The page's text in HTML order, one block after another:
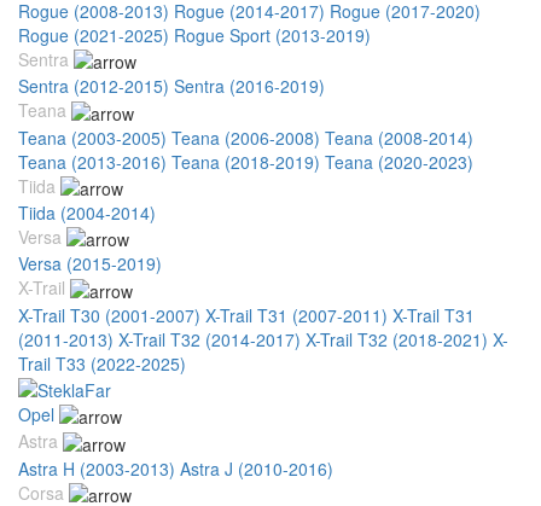
Rogue (2008-2013) Rogue (2014-2017) Rogue (2017-2020)
Rogue (2021-2025) Rogue Sport (2013-2019)
Sentra
Sentra (2012-2015) Sentra (2016-2019)
Teana
Teana (2003-2005) Teana (2006-2008) Teana (2008-2014)
Teana (2013-2016) Teana (2018-2019) Teana (2020-2023)
Tiida
Tiida (2004-2014)
Versa
Versa (2015-2019)
X-Trail
X-Trail T30 (2001-2007) X-Trail T31 (2007-2011) X-Trail T31
(2011-2013) X-Trail T32 (2014-2017) X-Trail T32 (2018-2021) X-
Trail T33 (2022-2025)
Opel
Astra
Astra H (2003-2013) Astra J (2010-2016)
Corsa